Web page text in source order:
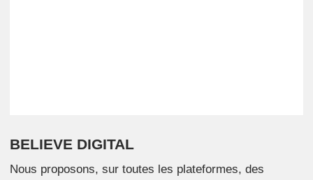
BELIEVE DIGITAL
Nous proposons, sur toutes les plateformes, des